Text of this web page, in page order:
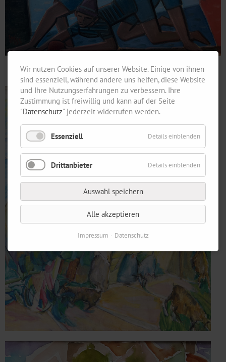
Wir nutzen Cookies auf unserer Website. Einige von ihnen
sind essenziell, während andere uns helfen, diese Website
und Ihre Nutzungserfahrungen zu verbessern. Ihre
Zustimmung ist freiwillig und kann auf der Seite
"Datenschutz" jederzeit widerrufen werden.
Essenziell Details einblenden
Drittanbieter Details einblenden
Auswahl speichern
Alle akzeptieren
Impressum Datenschutz